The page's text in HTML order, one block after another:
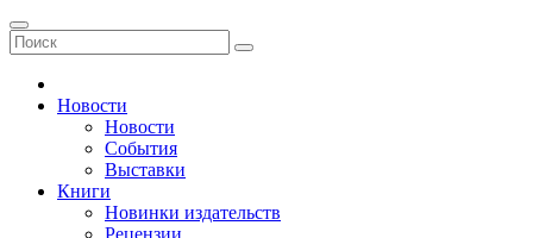
Новости
Новости
События
Выставки
Книги
Новинки издательств
Рецензии